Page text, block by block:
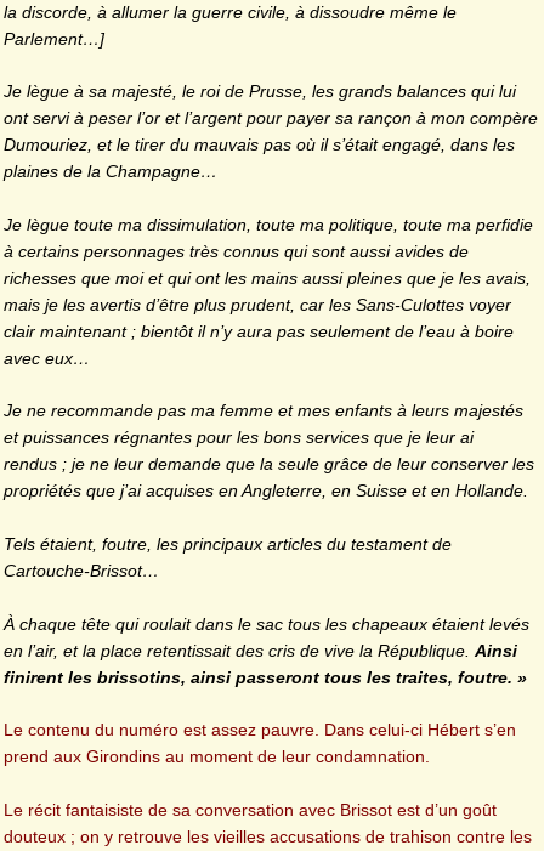
la discorde, à allumer la guerre civile, à dissoudre même le
Parlement…]
Je lègue à sa majesté, le roi de Prusse, les grands balances qui lui
ont servi à peser l’or et l’argent pour payer sa rançon à mon compère
Dumouriez, et le tirer du mauvais pas où il s’était engagé, dans les
plaines de la Champagne…
Je lègue toute ma dissimulation, toute ma politique, toute ma perfidie
à certains personnages très connus qui sont aussi avides de
richesses que moi et qui ont les mains aussi pleines que je les avais,
mais je les avertis d’être plus prudent, car les Sans-Culottes voyer
clair maintenant ; bientôt il n’y aura pas seulement de l’eau à boire
avec eux…
Je ne recommande pas ma femme et mes enfants à leurs majestés
et puissances régnantes pour les bons services que je leur ai
rendus ; je ne leur demande que la seule grâce de leur conserver les
propriétés que j’ai acquises en Angleterre, en Suisse et en Hollande.
Tels étaient, foutre, les principaux articles du testament de
Cartouche-Brissot…
À chaque tête qui roulait dans le sac tous les chapeaux étaient levés
en l’air, et la place retentissait des cris de vive la République. Ainsi
finirent les brissotins, ainsi passeront tous les traites, foutre. »
Le contenu du numéro est assez pauvre. Dans celui-ci Hébert s’en
prend aux Girondins au moment de leur condamnation.
Le récit fantaisiste de sa conversation avec Brissot est d’un goût
douteux ; on y retrouve les vieilles accusations de trahison contre les